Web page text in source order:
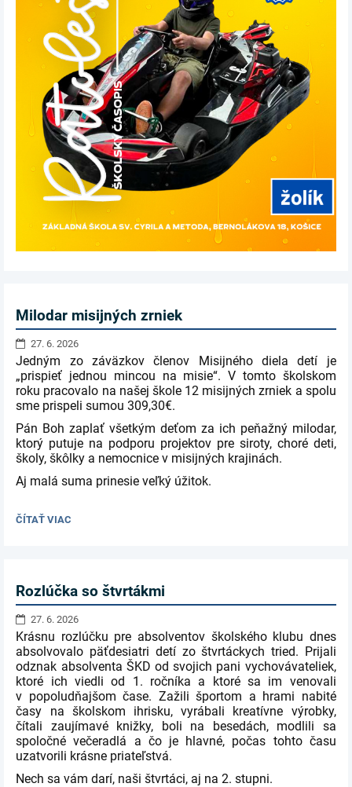
Milodar misijných zrniek
27. 6. 2026
Jedným zo záväzkov členov Misijného diela detí je
„prispieť jednou mincou na misie“. V tomto školskom
roku pracovalo na našej škole 12 misijných zrniek a spolu
sme prispeli sumou 309,30€.
Pán Boh zaplať všetkým deťom za ich peňažný milodar,
ktorý putuje na podporu projektov pre siroty, choré deti,
školy, škôlky a nemocnice v misijných krajinách.
Aj malá suma prinesie veľký úžitok.
MILODAR
ČÍTAŤ VIAC
Rozlúčka so štvrtákmi
27. 6. 2026
Krásnu rozlúčku pre absolventov školského klubu dnes
absolvovalo päťdesiatri detí zo štvrtáckych tried. Prijali
odznak absolventa ŠKD od svojich pani vychovávateliek,
ktoré ich viedli od 1. ročníka a ktoré sa im venovali
v popoludňajšom čase. Zažili športom a hrami nabité
časy na školskom ihrisku, vyrábali kreatívne výrobky,
čítali zaujímavé knižky, boli na besedách, modlili sa
spoločné večeradlá a čo je hlavné, počas tohto času
uzatvorili krásne priateľstvá.
Nech sa vám darí, naši štvrtáci, aj na 2. stupni.